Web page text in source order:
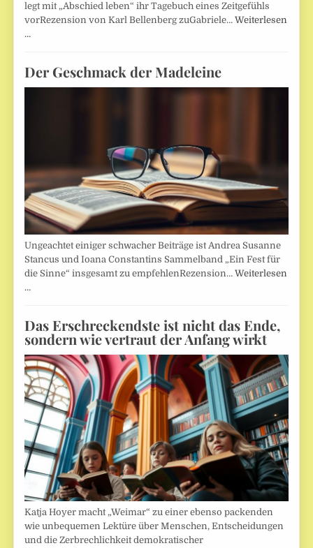
legt mit „Abschied leben“ ihr Tagebuch eines Zeitgefühls
vorRezension von Karl Bellenberg zuGabriele…Weiterlesen
…
Der Geschmack der Madeleine
Ungeachtet einiger schwacher Beiträge ist Andrea Susanne
Stancus und Ioana Constantins Sammelband „Ein Fest für
die Sinne“ insgesamt zu empfehlenRezension…Weiterlesen
…
Das Erschreckendste ist nicht das Ende,
sondern wie vertraut der Anfang wirkt
Katja Hoyer macht „Weimar“ zu einer ebenso packenden
wie unbequemen Lektüre über Menschen, Entscheidungen
und die Zerbrechlichkeit demokratischer